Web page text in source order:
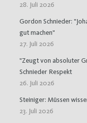
28. Juli 2026
Gordon Schnieder:
gut machen"
27. Juli 2026
"Zeugt von absoluter
Schnieder Respekt
26. Juli 2026
Steiniger: Müssen
23. Juli 2026